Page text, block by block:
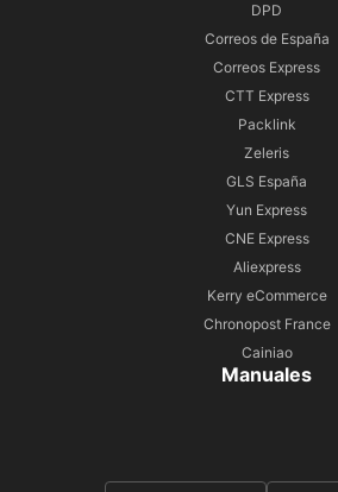
DPD
Correos de España
Correos Express
CTT Express
Packlink
Zeleris
GLS España
Yun Express
CNE Express
Aliexpress
Kerry eCommerce
Chronopost France
Cainiao
Manuales